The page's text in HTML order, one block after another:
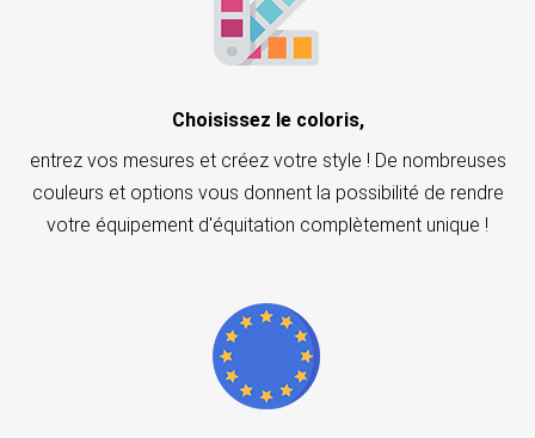
Choisissez le coloris,
entrez vos mesures et créez votre style ! De nombreuses
couleurs et options vous donnent la possibilité de rendre
votre équipement d'équitation complètement unique !